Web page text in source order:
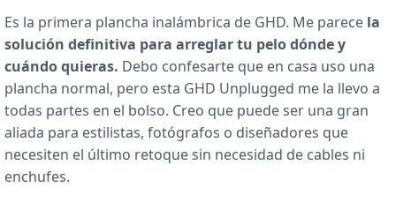
Es la primera plancha inalámbrica de GHD. Me parece la
solución definitiva para arreglar tu pelo dónde y
cuándo quieras. Debo confesarte que en casa uso una
plancha normal, pero esta GHD Unplugged me la llevo a
todas partes en el bolso. Creo que puede ser una gran
aliada para estilistas, fotógrafos o diseñadores que
necesiten el último retoque sin necesidad de cables ni
enchufes.